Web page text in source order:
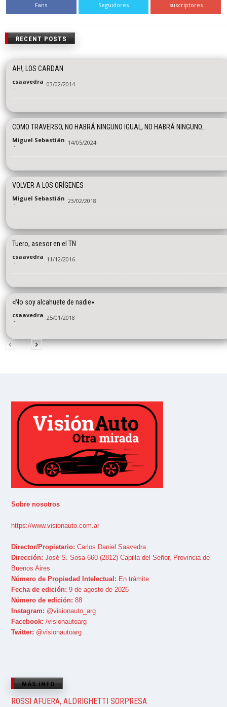
Fans Seguidores suscriptores
RECENT POSTS
AH!, LOS CARDAN
csaavedra
- 03/02/2014
COMO TRAVERSO, NO HABRÁ NINGUNO IGUAL, NO HABRÁ NINGUNO…
Miguel Sebastián
- 14/05/2024
VOLVER A LOS ORÍGENES
Miguel Sebastián
- 23/02/2018
Tuero, asesor en el TN
csaavedra
- 11/12/2016
«No soy alcahuete de nadie»
csaavedra
- 25/01/2018
Sobre nosotros
https://www.visionauto.com.ar
Director/Propietario: Carlos Daniel Saavedra
Dirección: José S. Sosa 660 (2812) Capilla del Señor, Provincia de
Buenos Aires
Número de Propiedad Intelectual: En trámite
Fecha de edición: 9 de agosto de 2026
Número de edición: 88
Instagram: @visionauto_arg
Facebook: /visionautoarg
Twitter: @visionautoarg
MÁS INFO
ROSSI AFUERA, ALDRIGHETTI SORPRESA